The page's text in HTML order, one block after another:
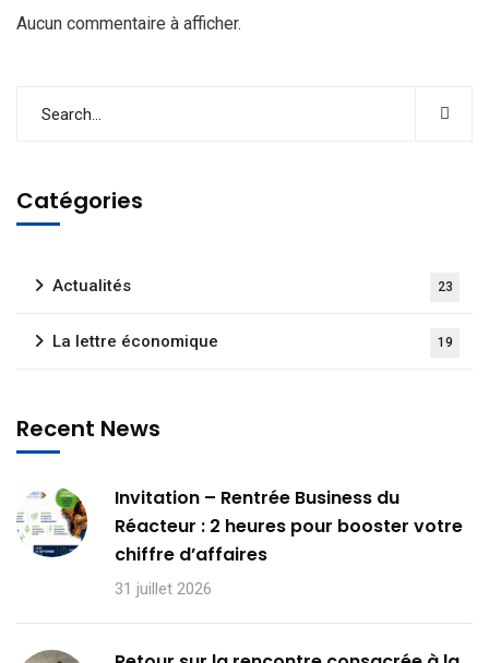
Aucun commentaire à afficher.
Catégories
Actualités 23
La lettre économique 19
Recent News
Invitation – Rentrée Business du
Réacteur : 2 heures pour booster votre
chiffre d’affaires
31 juillet 2026